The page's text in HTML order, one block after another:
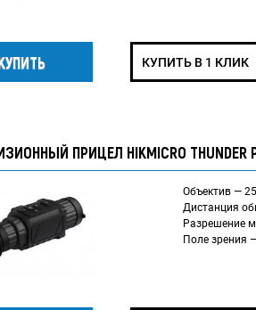
КУПИТЬ В 1 КЛИК
ПРИЦЕЛ HIKMICRO THUNDER
Объектив —
Дистанция
Разрешение
Поле зрения